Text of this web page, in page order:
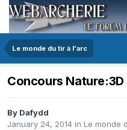
Le monde du tir à l'arc
Concours Nature:3D
By Dafydd
January 24, 2014 in Le monde